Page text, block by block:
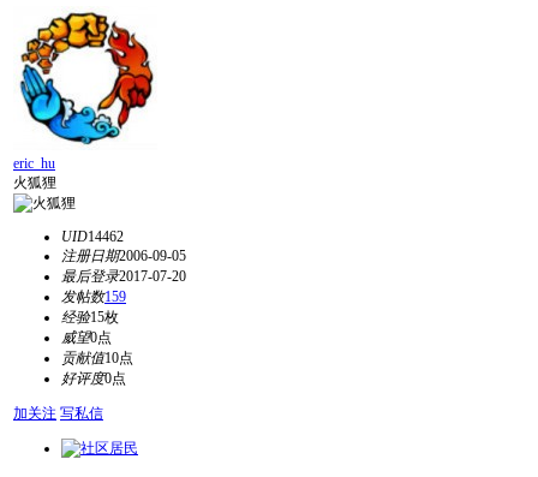
eric_hu
火狐狸
UID14462
注册日期2006-09-05
最后登录2017-07-20
发帖数159
经验15枚
威望0点
贡献值10点
好评度0点
加关注 写私信